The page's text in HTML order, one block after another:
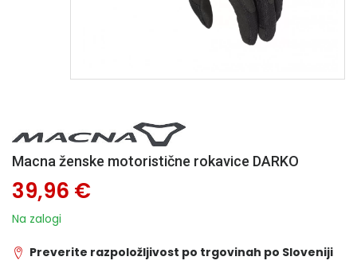
Macna ženske motoristične rokavice DARKO
39,96 €
Na zalogi
Preverite razpoložljivost po trgovinah po Sloveniji